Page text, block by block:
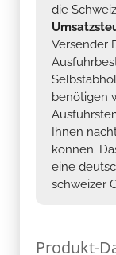
die
Versender
benötigen
Ihnen
können.
eine
schweizer
Produkt-